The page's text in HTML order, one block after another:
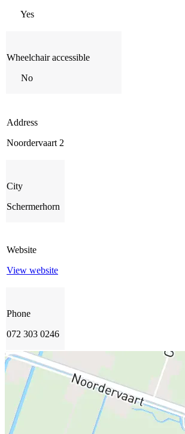
Yes
Wheelchair accessible
No
Address
Noordervaart 2
City
Schermerhorn
Website
View website
Phone
072 303 0246